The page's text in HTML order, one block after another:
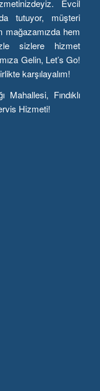
Evcil
tutuyor, müşteri
mağazamızda hem
sizlere hizmet
Gelin, Let’s Go!
karşılayalım!
Mahallesi, Fındıklı
Hizmeti!